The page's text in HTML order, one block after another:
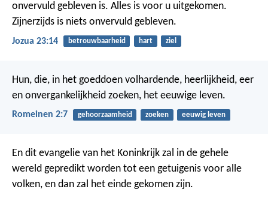
onvervuld gebleven is. Alles is voor u uitgekomen.
Zijnerzijds is niets onvervuld gebleven.
Jozua 23:14 betrouwbaarheid hart ziel
Hun, die, in het goeddoen volhardende, heerlijkheid, eer
en onvergankelijkheid zoeken, het eeuwige leven.
Romeinen 2:7 gehoorzaamheid zoeken eeuwig leven
En dit evangelie van het Koninkrijk zal in de gehele
wereld gepredikt worden tot een getuigenis voor alle
volken, en dan zal het einde gekomen zijn.